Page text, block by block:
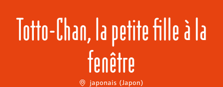
Totto-Chan, la petite fille à la
fenêtre
japonais (Japon)